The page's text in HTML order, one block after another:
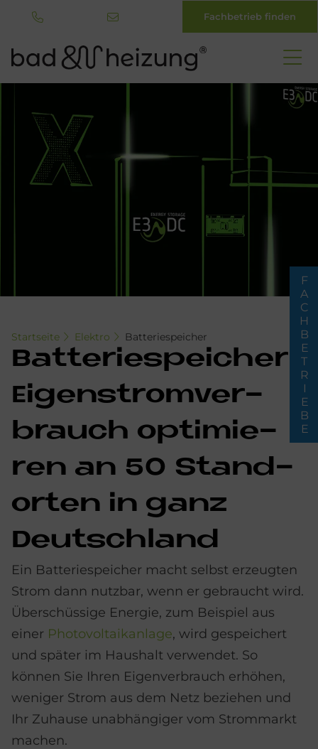
Fachbetrieb finden
Startseite Elektro Batteriespeicher
Bat­te­rie­spei­cher:
Ei­gen­strom­ver­
brauch op­ti­mie­
ren an 50 Stand­
or­ten in ganz
Deutschland
Ein Batteriespeicher macht selbst erzeugten
Strom dann nutzbar, wenn er gebraucht wird.
Überschüssige Energie, zum Beispiel aus
einer Photovoltaikanlage, wird gespeichert
und später im Haushalt verwendet. So
können Sie Ihren Eigenverbrauch erhöhen,
weniger Strom aus dem Netz beziehen und
Ihr Zuhause unabhängiger vom Strommarkt
machen.
FACHBETRIEBE